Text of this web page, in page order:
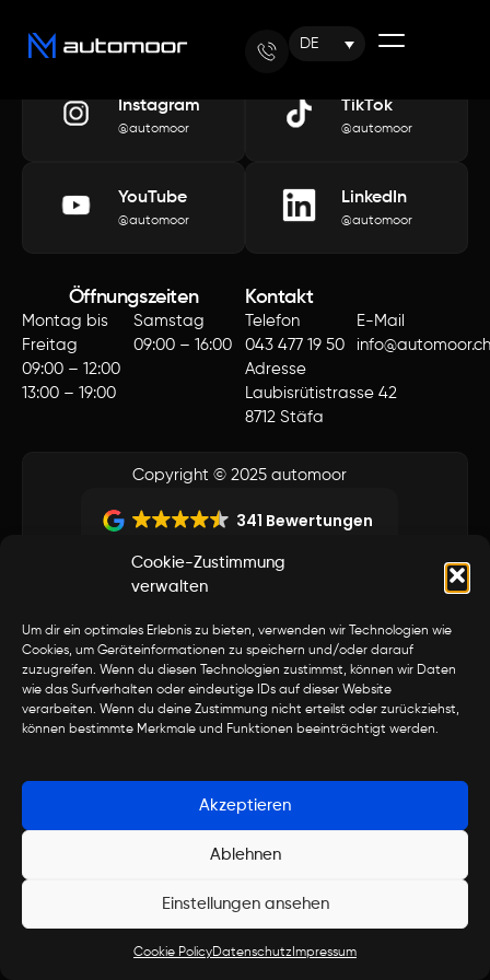
Cookie-Zustimmung
verwalten
Um dir ein optimales Erlebnis zu bieten, verwenden wir Technologien wie
Cookies, um Geräteinformationen zu speichern und/oder darauf
zuzugreifen. Wenn du diesen Technologien zustimmst, können wir Daten
wie das Surfverhalten oder eindeutige IDs auf dieser Website
verarbeiten. Wenn du deine Zustimmung nicht erteilst oder zurückziehst,
können bestimmte Merkmale und Funktionen beeinträchtigt werden.
Akzeptieren
Ablehnen
Einstellungen ansehen
Cookie PolicyDatenschutz Impressum
DE
Instagram
@automoor
TikTok
@automoor
YouTube
@automoor
LinkedIn
@automoor
Öffnungszeiten
Montag bis
Freitag
09:00 – 12:00
13:00 – 19:00
Samstag
09:00 – 16:00
Kontakt
Telefon
043 477 19 50
E-Mail
info@automoor.ch
Adresse
Laubisrütistrasse 42
8712 Stäfa
Copyright © 2025 automoor
341 Bewertungen
DatenschutzImpressum